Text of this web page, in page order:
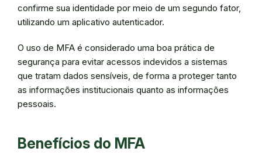
confirme sua identidade por meio de um segundo fator,
utilizando um aplicativo autenticador.
O uso de MFA é considerado uma boa prática de
segurança para evitar acessos indevidos a sistemas
que tratam dados sensíveis, de forma a proteger tanto
as informações institucionais quanto as informações
pessoais.
Benefícios do MFA